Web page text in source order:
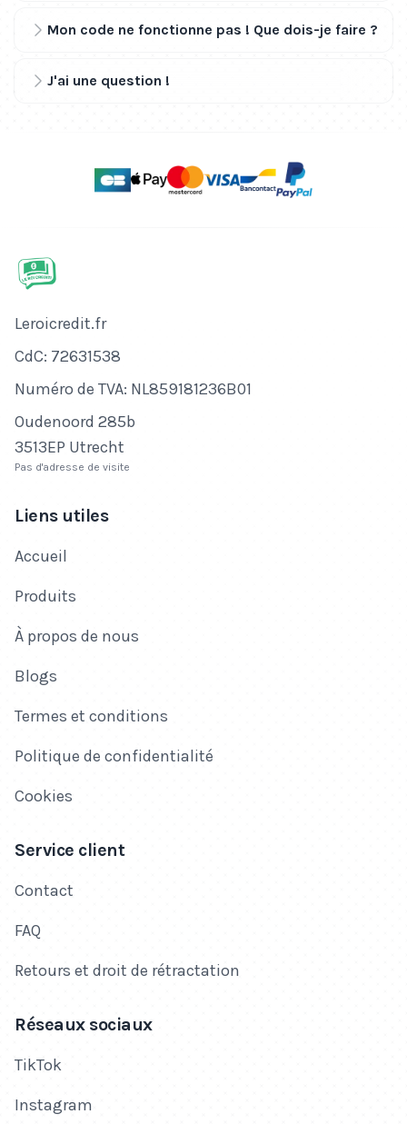
Mon code ne fonctionne pas ! Que dois-je faire ?
J'ai une question !
Nom de l'entreprise
Leroicredit.fr
Numéro de CdC
CdC: 72631538
Numéro de TVA
Numéro de TVA: NL859181236B01
Adresse
Oudenoord 285b
3513EP Utrecht
Pas d'adresse de visite
Liens utiles
Accueil
Produits
À propos de nous
Blogs
Termes et conditions
Politique de confidentialité
Cookies
Service client
Contact
FAQ
Retours et droit de rétractation
Réseaux sociaux
TikTok
Instagram